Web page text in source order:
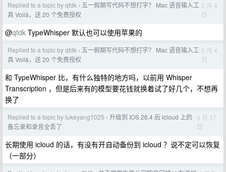
Replied to a topic by qfdk › 五一假期写代码不想打字？ Mac 语音输入工
具 Voilà，送 20 个免费授权
5 月 4
日
@qfdk TypeWhisper 默认也可以使用苹果的
Replied to a topic by qfdk › 五一假期写代码不想打字？ Mac 语音输入工
具 Voilà，送 20 个免费授权
5 月 4
日
和 TypeWhisper 比，有什么独特的地方吗，以前用 Whisper
Transcription ，但是后来有的模型要花钱就换着试了好几个，不想再
换了
Replied to a topic by lukeyang1025 › 升级到 IOS 26.4 后 icloud 上的
备忘录和录音全丢了
4 月 17
日
长期使用 icloud 的话，有没有开自动备份到 icloud ？说不定可以恢复
（一部分）